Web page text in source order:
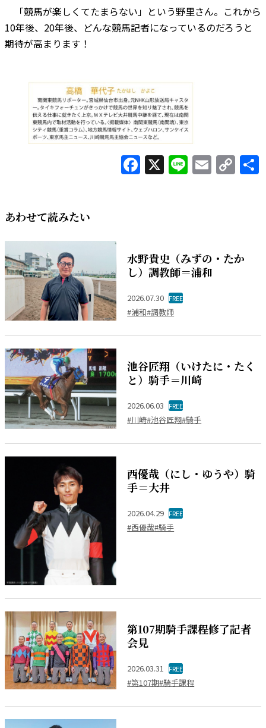
「競馬が楽しくてたまらない」という野里さん。これから
10年後、20年後、どんな競馬記者になっているのだろうと
期待が高まります！
Facebook
X LineEmail
あわせて読みたい
水野貴史（みずの・たか
し）調教師＝浦和
2026.07.30 FREE
#浦和#調教師
池谷匠翔（いけたに・たく
と）騎手＝川崎
2026.06.03 FREE
#川崎#池谷匠翔#騎手
西優哉（にし・ゆうや）騎
手＝大井
2026.04.29 FREE
#西優哉#騎手
第107期騎手課程修了記者
会見
2026.03.31 FREE
#第107期#騎手課程